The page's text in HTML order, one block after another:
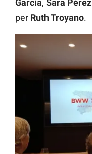
García, Sara Pérez
per Ruth Troyano.